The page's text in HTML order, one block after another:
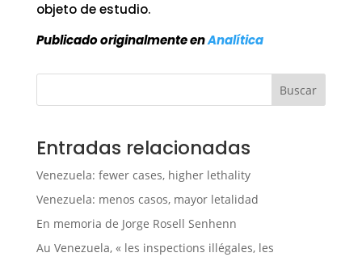
objeto de estudio.
Publicado originalmente enAnalítica
Buscar
Entradas relacionadas
Venezuela: fewer cases, higher lethality
Venezuela: menos casos, mayor letalidad
En memoria de Jorge Rosell Senhenn
Au Venezuela, « les inspections illégales, les